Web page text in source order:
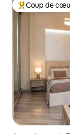
Coup de cœur
Coup de